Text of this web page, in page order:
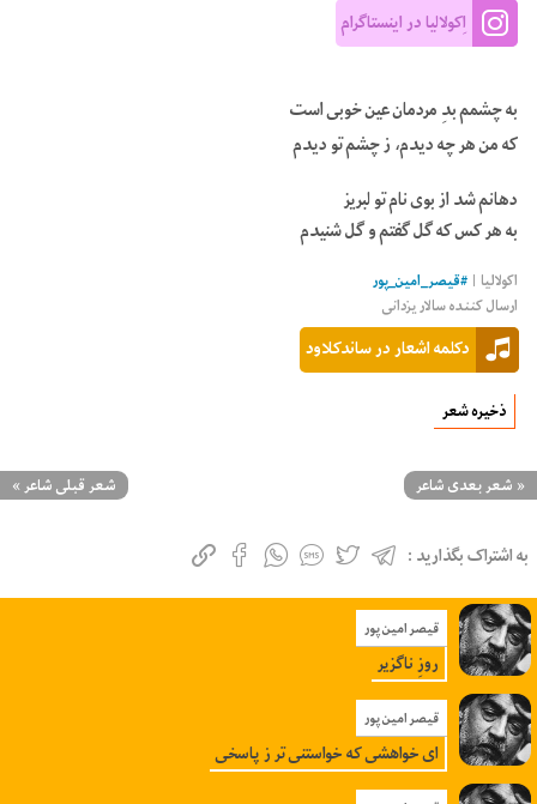
اِکولالیا در اینستاگرام
به چشمم بدِ مردمان عین خوبی است
که من هر چه دیدم، ز چشم تو دیدم
دهانم شد از بوی نام تو لبریز
به هر کس که گل گفتم و گل شنیدم
اکولالیا |
#قیصر_امین_پور
ارسال کننده سالار یزدانی
دکلمه اشعار در ساندکلاود
ذخیره شعر
« شعر بعدی شاعر شعر قبلی شاعر»
به اشتراک بگذارید :
قیصر امین پور
روزِ ناگزیر
قیصر امین پور
ای خواهشی که خواستنی تر ز پاسخی